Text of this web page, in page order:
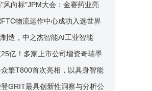
惠，定义消费级外骨骼新标杆
风向标"JPM大会：金赛药业亮
队"，创新实力直指世界级药企
物流运作中心成功入选世界
塔网络，树立全球电商智慧供
造，中之杰智能AI工业智能
亿！多家上市公司增资奇瑞墨
擎T800首次亮相，以具身智能
业升级
GRIT最具创新性洞察与分析公